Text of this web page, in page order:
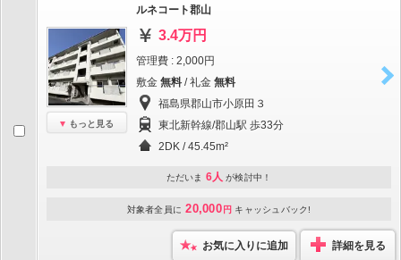
もっと見る
ルネコート郡山
3.4万円
管理費 : 2,000円
敷金 無料 / 礼金 無料
福島県郡山市小原田３
東北新幹線/郡山駅 歩33分
2DK / 45.45m²
ただいま 6人 が検討中！
対象者全員に 20,000 円 キャッシュバック!
お気に入りに追加 詳細を見る